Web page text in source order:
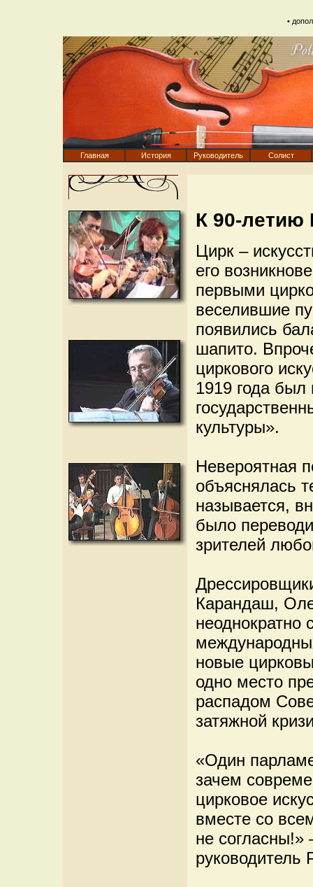
•
Главная История Руководитель Солист
К 90-летию
Цирк –
его
первыми
веселившие
появились
шапито.
циркового
1919 года был
культуры».
Невероятная
объяснялась
называется,
было
зрителей
Карандаш,
неоднократно
новые
одно место
распадом
затяжной
«Один
зачем
цирковое
вместе со
не согласны!»
руководитель